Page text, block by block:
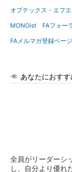
オプテックス・エフ
MONOist FAフォー
FAメルマガ登録ページ
あなたにおすす
全員がリーダーシ
し、自分より優れ